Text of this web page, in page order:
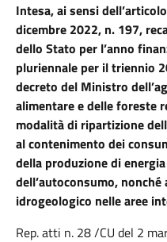
Intesa, ai sensi
dicembre 2022, n. 197,
dello Stato per l’anno
pluriennale per il triennio
decreto del Ministro
alimentare e delle foreste
modalità di ripartizione
al contenimento dei
della produzione di
dell’autoconsumo,
idrogeologico nelle aree
Rep. atti n. 28 /CU del 2